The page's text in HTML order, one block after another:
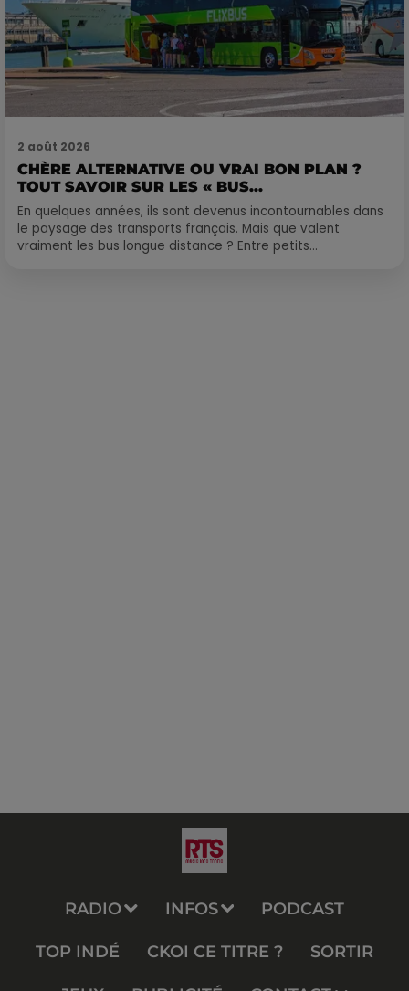
2 août 2026
CHÈRE ALTERNATIVE OU VRAI BON PLAN ?
TOUT SAVOIR SUR LES « BUS...
En quelques années, ils sont devenus incontournables dans
le paysage des transports français. Mais que valent
vraiment les bus longue distance ? Entre petits...
RADIO INFOS PODCAST
TOP INDÉ CKOI CE TITRE ? SORTIR